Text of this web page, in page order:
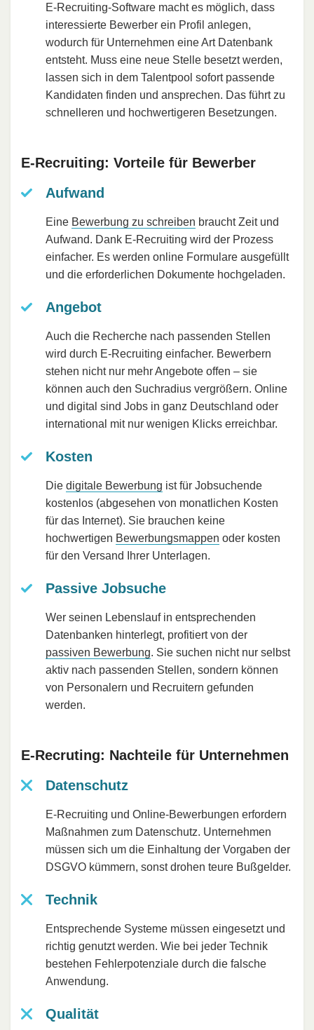
E-Recruiting-Software macht es möglich, dass
interessierte Bewerber ein Profil anlegen,
wodurch für Unternehmen eine Art Datenbank
entsteht. Muss eine neue Stelle besetzt werden,
lassen sich in dem Talentpool sofort passende
Kandidaten finden und ansprechen. Das führt zu
schnelleren und hochwertigeren Besetzungen.
E-Recruiting: Vorteile für Bewerber
Aufwand
Eine Bewerbung zu schreiben braucht Zeit und
Aufwand. Dank E-Recruiting wird der Prozess
einfacher. Es werden online Formulare ausgefüllt
und die erforderlichen Dokumente hochgeladen.
Angebot
Auch die Recherche nach passenden Stellen
wird durch E-Recruiting einfacher. Bewerbern
stehen nicht nur mehr Angebote offen – sie
können auch den Suchradius vergrößern. Online
und digital sind Jobs in ganz Deutschland oder
international mit nur wenigen Klicks erreichbar.
Kosten
Die digitale Bewerbung ist für Jobsuchende
kostenlos (abgesehen von monatlichen Kosten
für das Internet). Sie brauchen keine
hochwertigen Bewerbungsmappen oder kosten
für den Versand Ihrer Unterlagen.
Passive Jobsuche
Wer seinen Lebenslauf in entsprechenden
Datenbanken hinterlegt, profitiert von der
passiven Bewerbung. Sie suchen nicht nur selbst
aktiv nach passenden Stellen, sondern können
von Personalern und Recruitern gefunden
werden.
E-Recruting: Nachteile für Unternehmen
Datenschutz
E-Recruiting und Online-Bewerbungen erfordern
Maßnahmen zum Datenschutz. Unternehmen
müssen sich um die Einhaltung der Vorgaben der
DSGVO kümmern, sonst drohen teure Bußgelder.
Technik
Entsprechende Systeme müssen eingesetzt und
richtig genutzt werden. Wie bei jeder Technik
bestehen Fehlerpotenziale durch die falsche
Anwendung.
Qualität